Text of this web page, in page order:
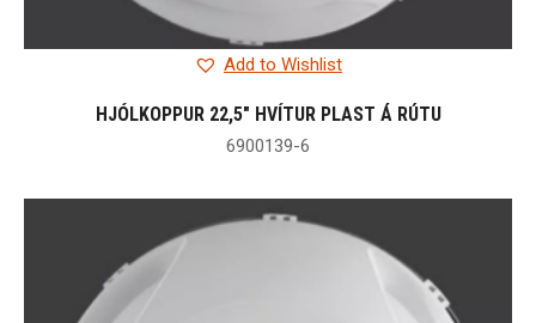
Add to Wishlist
HJÓLKOPPUR 22,5″ HVÍTUR PLAST Á RÚTU
6900139-6